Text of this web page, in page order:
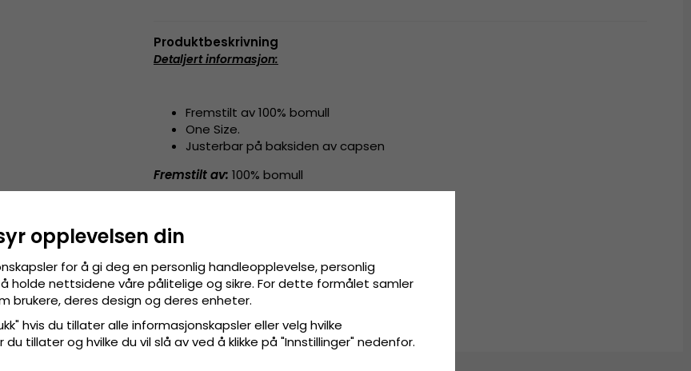
Produktbeskrivning
Detaljert informasjon:
Fremstilt av 100% bomull
One Size.
Justerbar på baksiden av capsen
Fremstilt av: 100% bomull
opplevelsen din
for å gi deg en personlig handleopplevelse, personlig
holde nettsidene våre pålitelige og sikre. For dette formålet samler
brukere, deres design og deres enheter.
hvis du tillater alle informasjonskapsler eller velg hvilke
tillater og hvilke du vil slå av ved å klikke på "Innstillinger" nedenfor.